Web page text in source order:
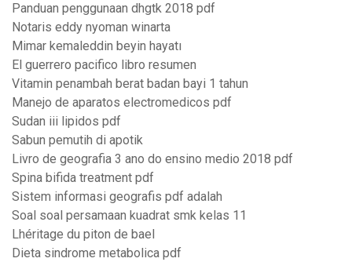
Panduan penggunaan dhgtk 2018 pdf
Notaris eddy nyoman winarta
Mimar kemaleddin beyin hayatı
El guerrero pacifico libro resumen
Vitamin penambah berat badan bayi 1 tahun
Manejo de aparatos electromedicos pdf
Sudan iii lipidos pdf
Sabun pemutih di apotik
Livro de geografia 3 ano do ensino medio 2018 pdf
Spina bifida treatment pdf
Sistem informasi geografis pdf adalah
Soal soal persamaan kuadrat smk kelas 11
Lhéritage du piton de bael
Dieta sindrome metabolica pdf